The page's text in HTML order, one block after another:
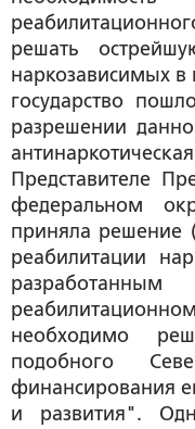
решать
наркозависимых
государство
разрешении
Представителе
федеральном
приняла решение
реабилитации
необходимо
подобного
финансирования
и развития".